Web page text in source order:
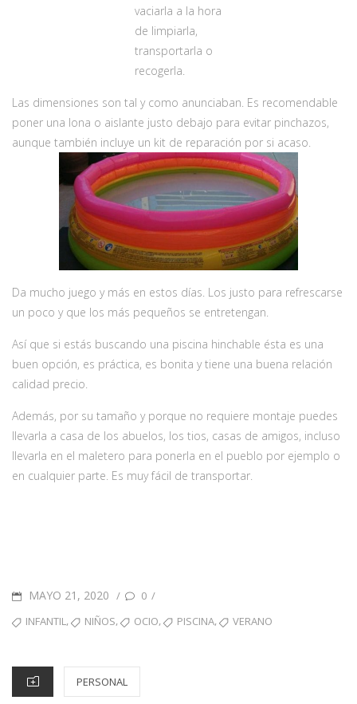
vaciarla a la hora
de limpiarla,
transportarla o
recogerla.
Las dimensiones son tal y como anunciaban. Es recomendable
poner una lona o aislante justo debajo para evitar pinchazos,
aunque también incluye un kit de reparación por si acaso.
Da mucho juego y más en estos días. Los justo para refrescarse
un poco y que los más pequeños se entretengan.
Así que si estás buscando una piscina hinchable ésta es una
buen opción, es práctica, es bonita y tiene una buena relación
calidad precio.
Además, por su tamaño y porque no requiere montaje puedes
llevarla a casa de los abuelos, los tios, casas de amigos, incluso
llevarla en el maletero para ponerla en el pueblo por ejemplo o
en cualquier parte. Es muy fácil de transportar.
PUBLICADO
EN
MAYO 21, 2020 / 0 /
ETIQUETAS
INFANTIL, NIÑOS, OCIO, PISCINA, VERANO
CATEGORÍAS
PERSONAL